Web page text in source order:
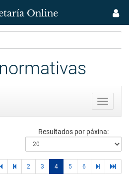
Online
Buscar
Resultados por páxina:
primerapáginas
2 3 4 5 6
páginas